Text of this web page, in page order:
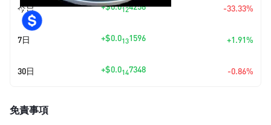
今日 +$0.0124258 -33.33%
7日 +$0.0131596 +1.91%
30日 +$0.0147348 -0.86%
免責事項